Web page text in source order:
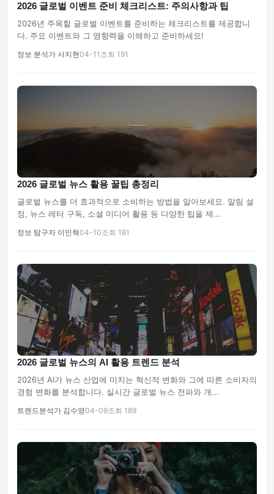
2026 글로벌 이벤트 준비 체크리스트: 주의사항과 팁
2026년 주목할 글로벌 이벤트를 준비하는 체크리스트를 제공합니
다. 주요 이벤트와 그 영향력을 이해하고 준비하세요!
정보 분석가 서지현04-11 조회 191
2026 글로벌 뉴스 활용 꿀팁 총정리
글로벌 뉴스를 더 효과적으로 소비하는 방법을 알아보세요. 알림 설
정, 뉴스 레터 구독, 소셜 미디어 활용 등 다양한 팁을 제...
정보 탐구자 이민혁04-10조회 181
2026 글로벌 뉴스의 AI 활용 트렌드 분석
2026년 AI가 뉴스 산업에 미치는 혁신적 변화와 그에 따른 소비자의
경험 변화를 분석합니다. 실시간 글로벌 뉴스 전파와 개...
트렌드분석가 김수영04-09조회 189